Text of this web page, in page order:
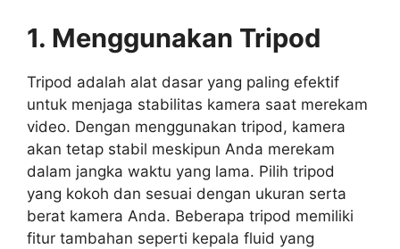
1. Menggunakan Tripod
Tripod adalah alat dasar yang paling efektif
untuk menjaga stabilitas kamera saat merekam
video. Dengan menggunakan tripod, kamera
akan tetap stabil meskipun Anda merekam
dalam jangka waktu yang lama. Pilih tripod
yang kokoh dan sesuai dengan ukuran serta
berat kamera Anda. Beberapa tripod memiliki
fitur tambahan seperti kepala fluid yang